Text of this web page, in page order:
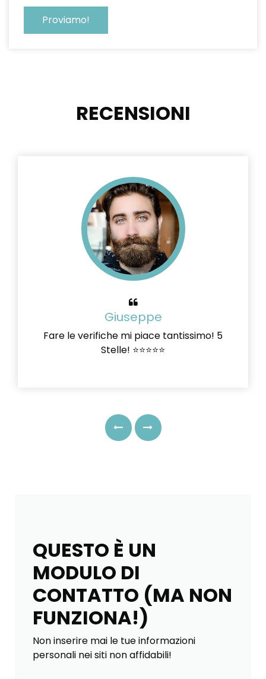
Proviamo!
RECENSIONI
Giuseppe
Fare le verifiche mi piace tantissimo! 5
Stelle! ⭐⭐⭐⭐⭐
PreviousNext
QUESTO È UN
MODULO DI
CONTATTO (MA NON
FUNZIONA!)
Non inserire mai le tue informazioni
personali nei siti non affidabili!